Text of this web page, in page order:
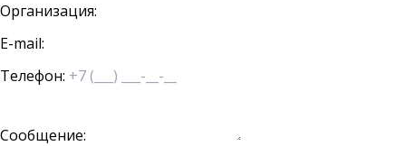
Организация:
E-mail:
Телефон:
Сообщение: